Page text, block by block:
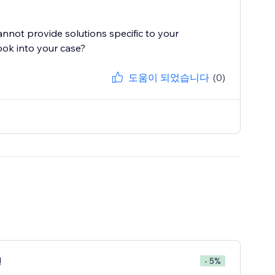
provide solutions specific to your
into your case?
도움이 되었습니다 (0)
- 5%